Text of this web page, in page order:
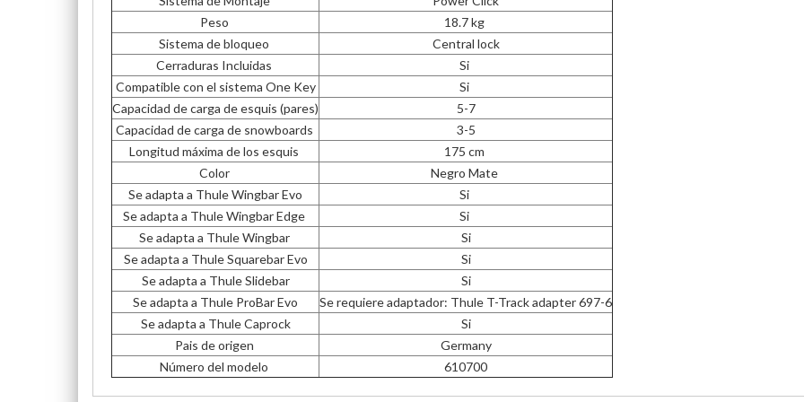
Peso
18.7 kg
Sistema de bloqueo
Central lock
Cerraduras Incluidas
Si
Compatible con el sistema One Key
Si
Capacidad de carga de esquis (pares)
5-7
Capacidad de carga de snowboards
3-5
Longitud máxima de los esquis
175 cm
Color
Negro Mate
Se adapta a Thule Wingbar Evo
Si
Se adapta a Thule Wingbar Edge
Si
Se adapta a Thule Wingbar
Si
Se adapta a Thule Squarebar Evo
Si
Se adapta a Thule Slidebar
Si
Se adapta a Thule ProBar Evo
Se requiere adaptador: Thule T-Track adapter 697-6
Se adapta a Thule Caprock
Si
Pais de origen
Germany
Número del modelo
610700